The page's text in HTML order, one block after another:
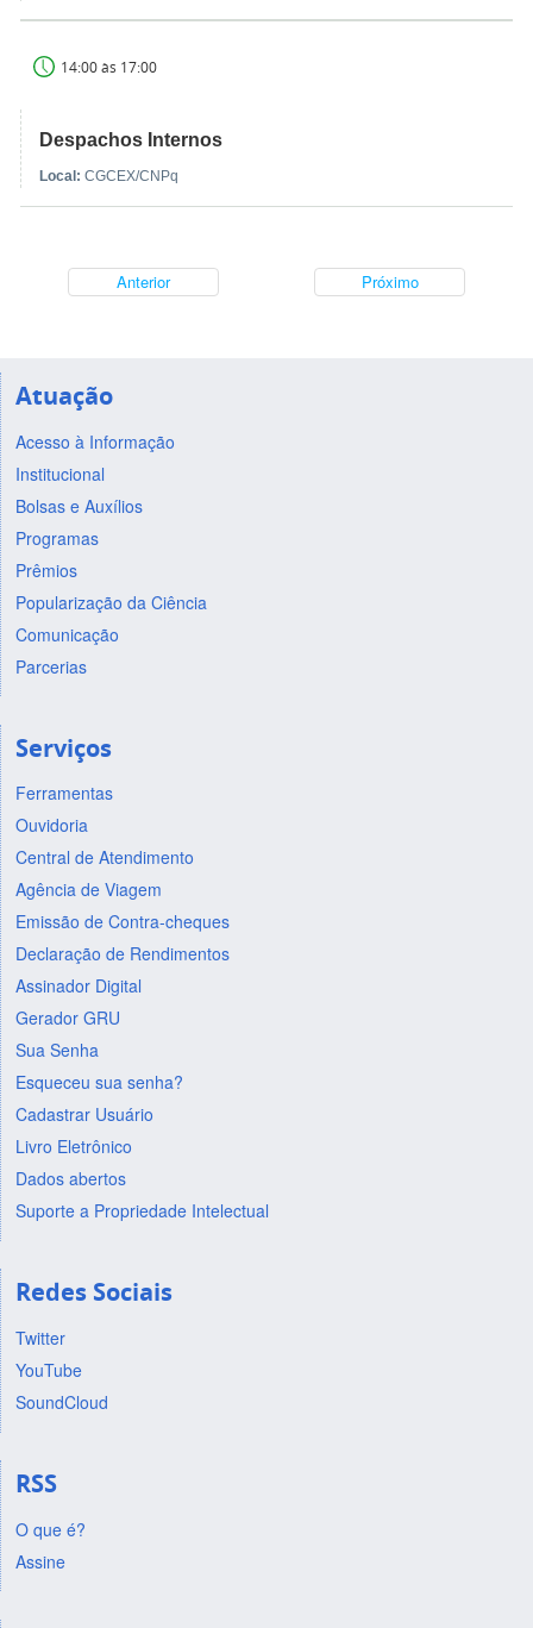
14:00 às 17:00
Despachos Internos
Local: CGCEX/CNPq
Anterior Próximo
Atuação
Acesso à Informação
Institucional
Bolsas e Auxílios
Programas
Prêmios
Popularização da Ciência
Comunicação
Parcerias
Serviços
Ferramentas
Ouvidoria
Central de Atendimento
Agência de Viagem
Emissão de Contra-cheques
Declaração de Rendimentos
Assinador Digital
Gerador GRU
Sua Senha
Esqueceu sua senha?
Cadastrar Usuário
Livro Eletrônico
Dados abertos
Suporte a Propriedade Intelectual
Redes Sociais
Twitter
YouTube
SoundCloud
RSS
O que é?
Assine